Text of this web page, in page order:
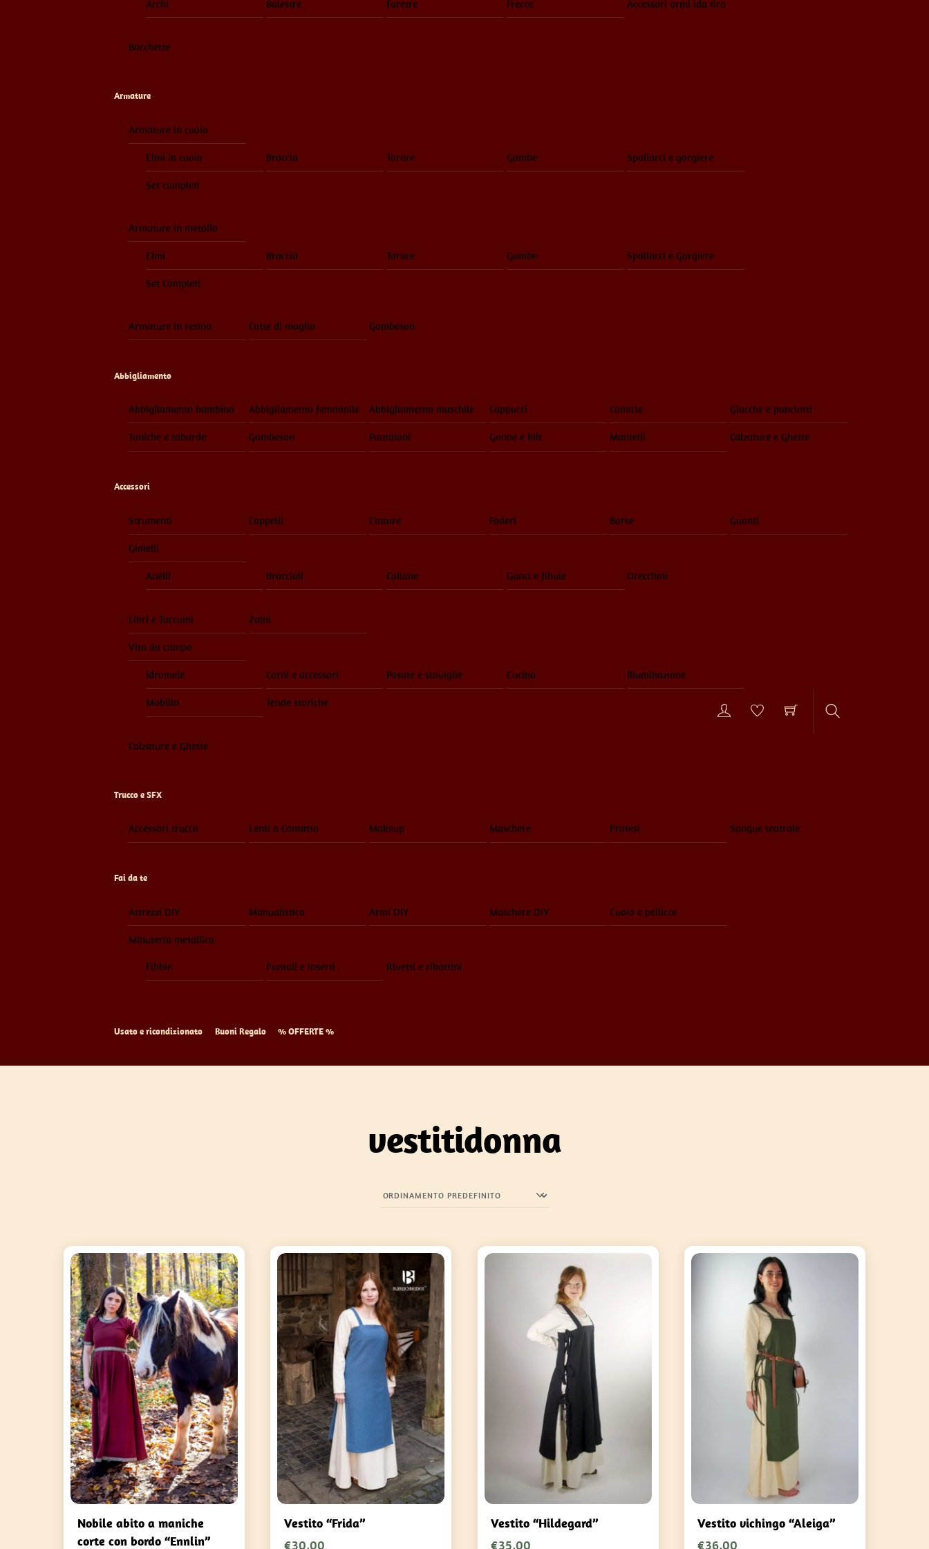
Archi Balestre Faretre Frecce Accessori armi ida tiro
Bacchette
Armature
Armature in cuoio
Elmi in cuoio Braccia Torace Gambe Spallacci e gorgiere
Set completi
Armature in metallo
Elmi Braccia Torace Gambe Spallacci e Gorgiere
Set Completi
Armature in resina Cotte di maglia Gambeson
Abbigliamento
Abbigliamento bambino Abbigliamento femminile Abbigliamento maschile Cappucci Camicie Giacche e panciotti
Tuniche e tabarde Gambeson Pantaloni Gonne e kilt Mantelli Calzature e Ghette
Accessori
Strumenti Cappelli Cinture Foderi Borse Guanti
Gioielli
Anelli Bracciali Collane Ganci e fibule Orecchini
Libri e Taccuini Zaini
Vita da campo
Idromele Corni e accessori Posate e stoviglie Cucina Illuminazione
Mobilio Tende storiche
Calzature e Ghette
Trucco e SFX
Accessori trucco Lenti a Contatto Makeup Maschere Protesi Sangue teatrale
Fai da te
Attrezzi DIY Manualistica Armi DIY Maschere DIY Cuoio e pellicce
Minuteria metallica
Fibbie Puntali e inserti Rivetti e ribattini
Usato e ricondizionato Buoni Regalo % OFFERTE %
vestitidonna
Nobile abito a maniche
corte con bordo “Ennlin”
Vestito “Frida”
€30,00
Vestito “Hildegard”
€35,00
Vestito vichingo “Aleiga”
€36,00